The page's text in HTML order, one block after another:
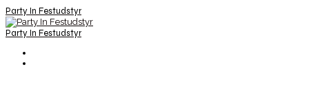
Party In Festudstyr
Party In Festudstyr